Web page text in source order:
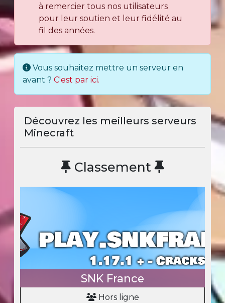
à remercier tous nos utilisateurs
pour leur soutien et leur fidélité au
fil des années.
Vous souhaitez mettre un serveur en
avant ? C'est par ici.
Découvrez les meilleurs serveurs
Minecraft
Classement
SNK France
Hors ligne